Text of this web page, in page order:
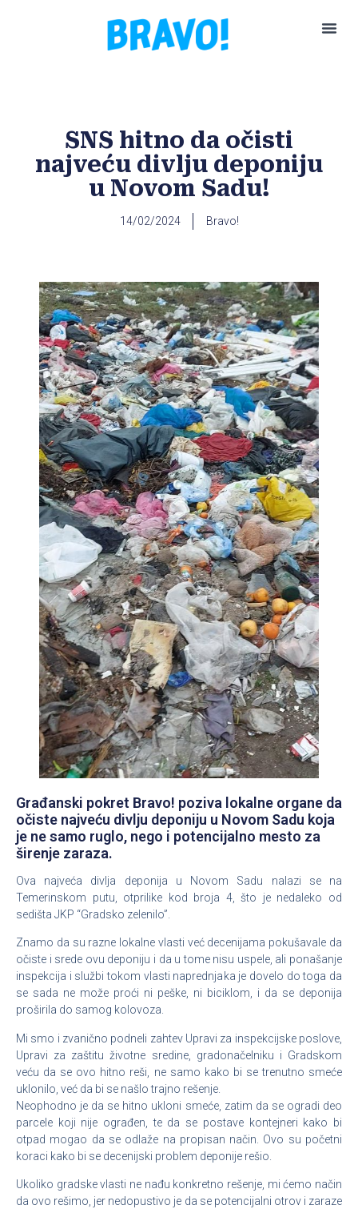
SNS hitno da očisti
najveću divlju deponiju
u Novom Sadu!
14/02/2024 Bravo!
Građanski pokret Bravo! poziva lokalne organe da
očiste najveću divlju deponiju u Novom Sadu koja
je ne samo ruglo, nego i potencijalno mesto za
širenje zaraza.
Ova najveća divlja deponija u Novom Sadu nalazi se na
Temerinskom putu, otprilike kod broja 4, što je nedaleko od
sedišta JKP “Gradsko zelenilo”.
Znamo da su razne lokalne vlasti već decenijama pokušavale da
očiste i srede ovu deponiju i da u tome nisu uspele, ali ponašanje
inspekcija i službi tokom vlasti naprednjaka je dovelo do toga da
se sada ne može proći ni peške, ni biciklom, i da se deponija
proširila do samog kolovoza.
Mi smo i zvanično podneli zahtev Upravi za inspekcijske poslove,
Upravi za zaštitu životne sredine, gradonačelniku i Gradskom
veću da se ovo hitno reši, ne samo kako bi se trenutno smeće
uklonilo, već da bi se našlo trajno rešenje.
Neophodno je da se hitno ukloni smeće, zatim da se ogradi deo
parcele koji nije ograđen, te da se postave kontejneri kako bi
otpad mogao da se odlaže na propisan način. Ovo su početni
koraci kako bi se decenijski problem deponije rešio.
Ukoliko gradske vlasti ne nađu konkretno rešenje, mi ćemo način
da ovo rešimo, jer nedopustivo je da se potencijalni otrov i zaraze